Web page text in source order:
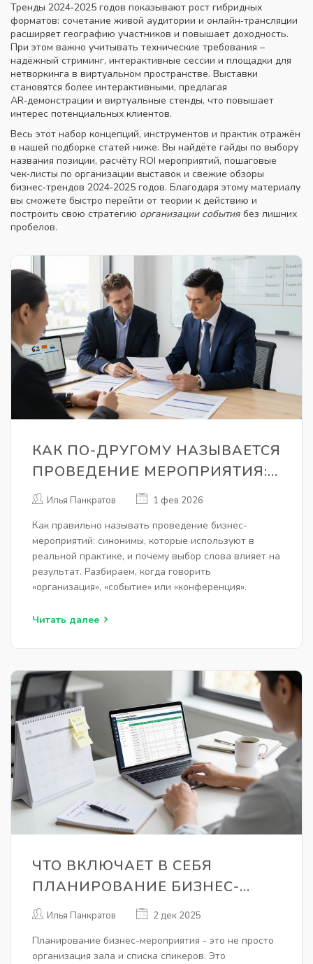
Тренды 2024‑2025 годов показывают рост гибридных
форматов: сочетание живой аудитории и онлайн‑трансляции
расширяет географию участников и повышает доходность.
При этом важно учитывать технические требования –
надёжный стриминг, интерактивные сессии и площадки для
нетворкинга в виртуальном пространстве. Выставки
становятся более интерактивными, предлагая
AR‑демонстрации и виртуальные стенды, что повышает
интерес потенциальных клиентов.
Весь этот набор концепций, инструментов и практик отражён
в нашей подборке статей ниже. Вы найдёте гайды по выбору
названия позиции, расчёту ROI мероприятий, пошаговые
чек‑листы по организации выставок и свежие обзоры
бизнес‑трендов 2024‑2025 годов. Благодаря этому материалу
вы сможете быстро перейти от теории к действию и
построить свою стратегию организации события без лишних
пробелов.
КАК ПО-ДРУГОМУ НАЗЫВАЕТСЯ
ПРОВЕДЕНИЕ МЕРОПРИЯТИЯ:
СИНОНИМЫ И ТЕРМИНЫ В
Илья Панкратов 1 фев 2026
Как правильно называть проведение бизнес-
мероприятий: синонимы, которые используют в
реальной практике, и почему выбор слова влияет на
результат. Разбираем, когда говорить
«организация», «событие» или «конференция».
Читать далее
ЧТО ВКЛЮЧАЕТ В СЕБЯ
ПЛАНИРОВАНИЕ БИЗНЕС-
МЕРОПРИЯТИЯ: ПОШАГОВЫЙ
Илья Панкратов 2 дек 2025
Планирование бизнес-мероприятия - это не просто
организация зала и списка спикеров. Это